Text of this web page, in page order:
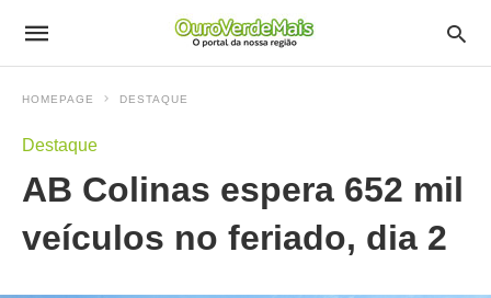
HOMEPAGE DESTAQUE
Destaque
AB Colinas espera 652 mil
veículos no feriado, dia 2